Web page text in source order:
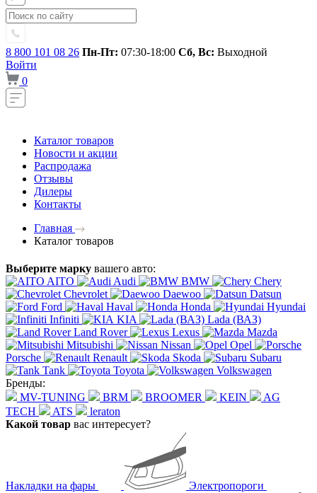
8 800 101 08 26 Пн-Пт: 07:30-18:00 Сб, Вс: Выходной
Войти
0
Каталог товаров
Новости и акции
Распродажа
Отзывы
Дилеры
Контакты
Главная
Каталог товаров
Выберите марку вашего авто:
AITO
Audi BMW
Chery
Chevrolet
Daewoo
Datsun
Ford
Haval Honda
Hyundai
Infiniti
KIA
Lada (ВАЗ)
Land Rover
Lexus
Mazda
Mitsubishi
Nissan
Opel
Porsche
Renault Skoda
Subaru
Tank
Toyota
Volkswagen
Бренды:
MV-TUNING
BRM BROOMER KEIN
AG
TECH
ATS
leraton
Какой товар вас интересует?
Накладки на фары Электропороги